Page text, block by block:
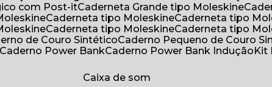
com Post-it Caderneta Grande tipo Moleskine
Caderneta tipo Moleskine Caderneta tipo
Caderneta tipo Moleskine
Caderneta tipo
de Couro Sintético Caderno Pequeno de Couro
Caderno Power Bank Caderno Power Bank Indução
Caixa de som